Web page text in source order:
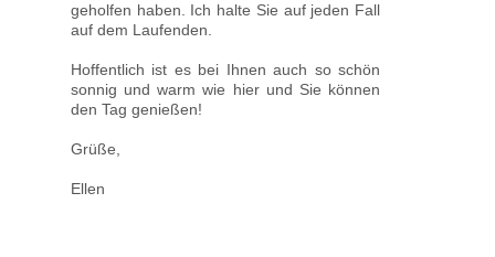
geholfen haben. Ich halte Sie auf jeden Fall
auf dem Laufenden.
Hoffentlich ist es bei Ihnen auch so schön
sonnig und warm wie hier und Sie können
den Tag genießen!
Grüße,
Ellen